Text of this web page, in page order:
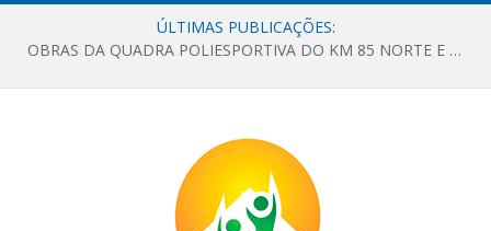
ÚLTIMAS PUBLICAÇÕES:
OBRAS DA QUADRA POLIESPORTIVA DO KM 85 NORTE E DA ESCOLA GASPAR VIANA AVANÇAM